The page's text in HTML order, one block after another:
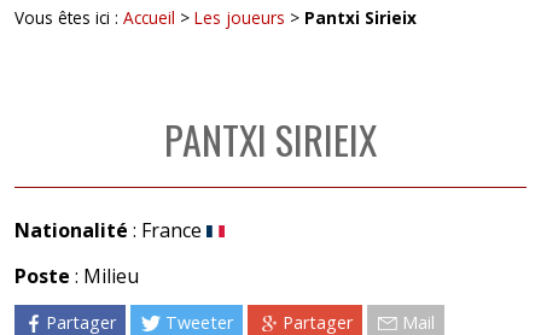
Vous êtes ici : Accueil > Les joueurs > Pantxi Sirieix
PANTXI SIRIEIX
Nationalité : France
Poste : Milieu
Partager Tweeter Partager Mail